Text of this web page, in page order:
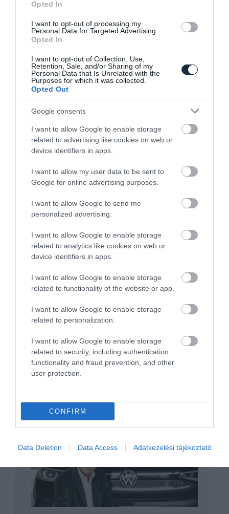
Opted In
I want to opt-out of processing my
Personal Data for Targeted Advertising.
Opted In
I want to opt-out of Collection, Use,
Retention, Sale, and/or Sharing of my
Personal Data that Is Unrelated with the
Purposes for which it was collected.
Opted Out
Google consents
I want to allow Google to enable storage
related to advertising like cookies on web or
device identifiers in apps.
I want to allow my user data to be sent to
Google for online advertising purposes.
I want to allow Google to send me
personalized advertising.
I want to allow Google to enable storage
related to analytics like cookies on web or
device identifiers in apps.
I want to allow Google to enable storage
related to functionality of the website or app.
I want to allow Google to enable storage
related to personalization.
I want to allow Google to enable storage
related to security, including authentication
functionality and fraud prevention, and other
user protection.
CONFIRM
Data Deletion Data Access Adatkezelési tájékoztató
R-line változat is készül a VW Atlasból
Nicsak, itt az új Touareg!
Meghódítja Amerikát a Skoda?
Újabb márkajelzéseket védetett le a
Volkswagen